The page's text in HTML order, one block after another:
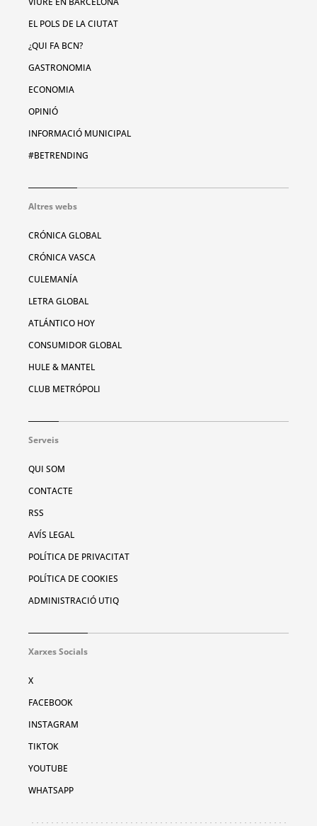
EL POLS DE LA CIUTAT
¿QUI FA BCN?
GASTRONOMIA
ECONOMIA
OPINIÓ
INFORMACIÓ MUNICIPAL
#BETRENDING
Altres webs
CRÓNICA GLOBAL
CRÓNICA VASCA
CULEMANÍA
LETRA GLOBAL
ATLÁNTICO HOY
CONSUMIDOR GLOBAL
HULE & MANTEL
CLUB METRÓPOLI
Serveis
QUI SOM
CONTACTE
RSS
AVÍS LEGAL
POLÍTICA DE PRIVACITAT
POLÍTICA DE COOKIES
ADMINISTRACIÓ UTIQ
Xarxes Socials
X
FACEBOOK
INSTAGRAM
TIKTOK
YOUTUBE
WHATSAPP